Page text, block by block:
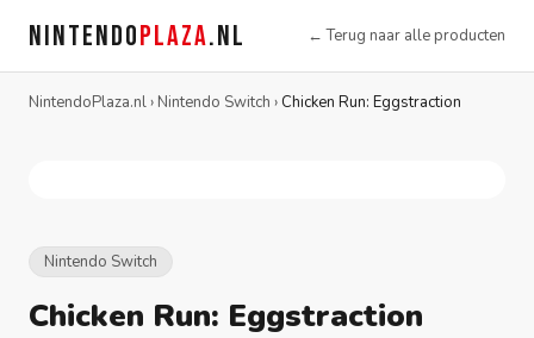
NINTENDOPLAZA.NL ← Terug naar alle producten
NintendoPlaza.nl› Nintendo Switch › Chicken Run: Eggstraction
Nintendo Switch
Chicken Run: Eggstraction